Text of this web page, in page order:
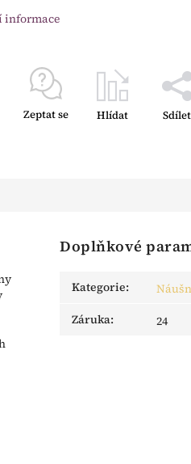
informace
Zeptat se Hlídat Sdílet
Doplňkové
Kategorie:
Záruka: 24